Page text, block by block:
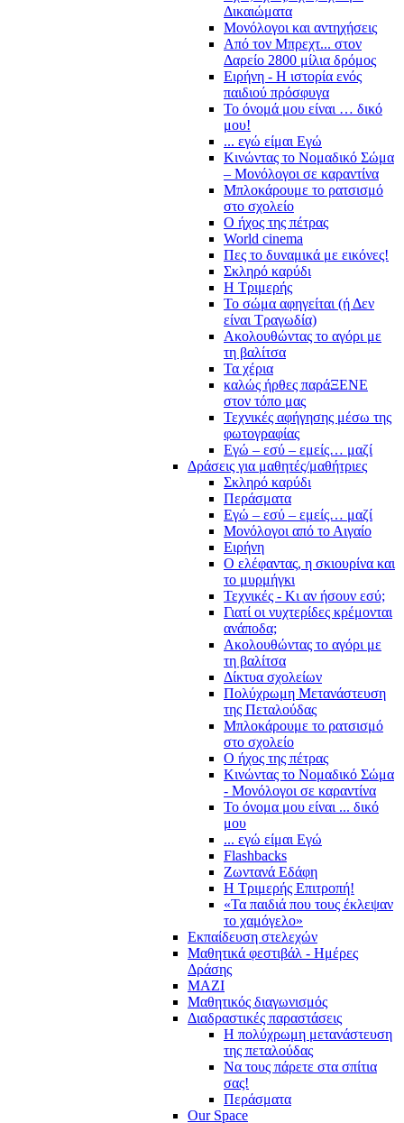
Δικαιώματα
Μονόλογοι και αντηχήσεις
Από τον Μπρεχτ... στον
Δαρείο 2800 μίλια δρόμος
Ειρήνη - Η ιστορία ενός
παιδιού πρόσφυγα
Το όνομά μου είναι … δικό
μου!
... εγώ είμαι Εγώ
Κινώντας το Νομαδικό Σώμα
– Μονόλογοι σε καραντίνα
Μπλοκάρουμε το ρατσισμό
στο σχολείο
Ο ήχος της πέτρας
World cinema
Πες το δυναμικά με εικόνες!
Σκληρό καρύδι
Η Τριμερής
Το σώμα αφηγείται (ή Δεν
είναι Τραγωδία)
Ακολουθώντας το αγόρι με
τη βαλίτσα
Τα χέρια
καλώς ήρθες παράΞΕΝΕ
στον τόπο μας
Τεχνικές αφήγησης μέσω της
φωτογραφίας
Εγώ – εσύ – εμείς… μαζί
Δράσεις για μαθητές/μαθήτριες
Σκληρό καρύδι
Περάσματα
Εγώ – εσύ – εμείς… μαζί
Μονόλογοι από το Αιγαίο
Ειρήνη
Ο ελέφαντας, η σκιουρίνα και
το μυρμήγκι
Τεχνικές - Κι αν ήσουν εσύ;
Γιατί οι νυχτερίδες κρέμονται
ανάποδα;
Ακολουθώντας το αγόρι με
τη βαλίτσα
Δίκτυα σχολείων
Πολύχρωμη Μετανάστευση
της Πεταλούδας
Μπλοκάρουμε το ρατσισμό
στο σχολείο
Ο ήχος της πέτρας
Κινώντας το Νομαδικό Σώμα
- Μονόλογοι σε καραντίνα
Το όνομα μου είναι ... δικό
μου
... εγώ είμαι Εγώ
Flashbacks
Ζωντανά Εδάφη
Η Τριμερής Επιτροπή!
«Τα παιδιά που τους έκλεψαν
το χαμόγελο»
Εκπαίδευση στελεχών
Μαθητικά φεστιβάλ - Ημέρες
Δράσης
ΜΑΖΙ
Μαθητικός διαγωνισμός
Διαδραστικές παραστάσεις
Η πολύχρωμη μετανάστευση
της πεταλούδας
Να τους πάρετε στα σπίτια
σας!
Περάσματα
Our Space